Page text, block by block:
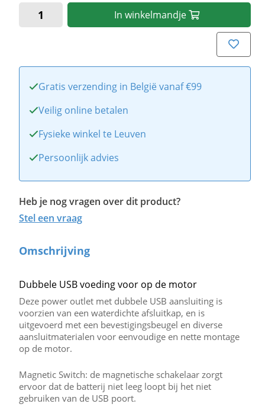
In winkelmandje
Gratis verzending in België vanaf €99
Veilig online betalen
Fysieke winkel te Leuven
Persoonlijk advies
Heb je nog vragen over dit product?
Stel een vraag
Omschrijving
Dubbele USB voeding voor op de motor
Deze power outlet met dubbele USB aansluiting is
voorzien van een waterdichte afsluitkap, en is
uitgevoerd met een bevestigingsbeugel en diverse
aansluitmaterialen voor eenvoudige en nette montage
op de motor.
Magnetic Switch: de magnetische schakelaar zorgt
ervoor dat de batterij niet leeg loopt bij het niet
gebruiken van de USB poort.